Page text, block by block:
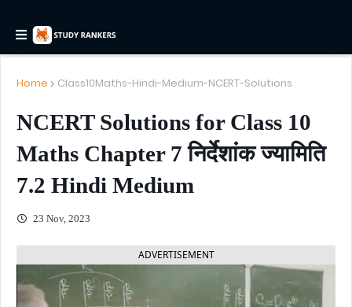
Home Class10Maths-Hindi-Medium-NCERT-Solutions
NCERT Solutions for Class 10
Maths Chapter 7 निर्देशांक ज्यामिति
7.2 Hindi Medium
23 Nov, 2023
ADVERTISEMENT